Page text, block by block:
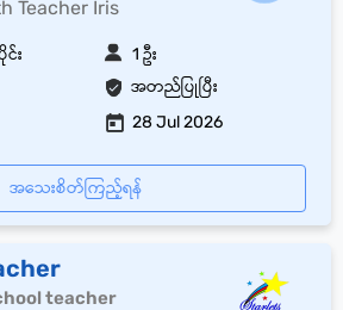
Teacher Iris
အတည်ပြုပြီး
း 1 ဦး
28 Jul 2026
အသေးစိတ်ကြည့်ရန်
teacher